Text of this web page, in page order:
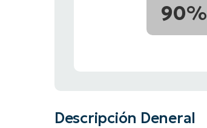
90%
Descripción Deneral